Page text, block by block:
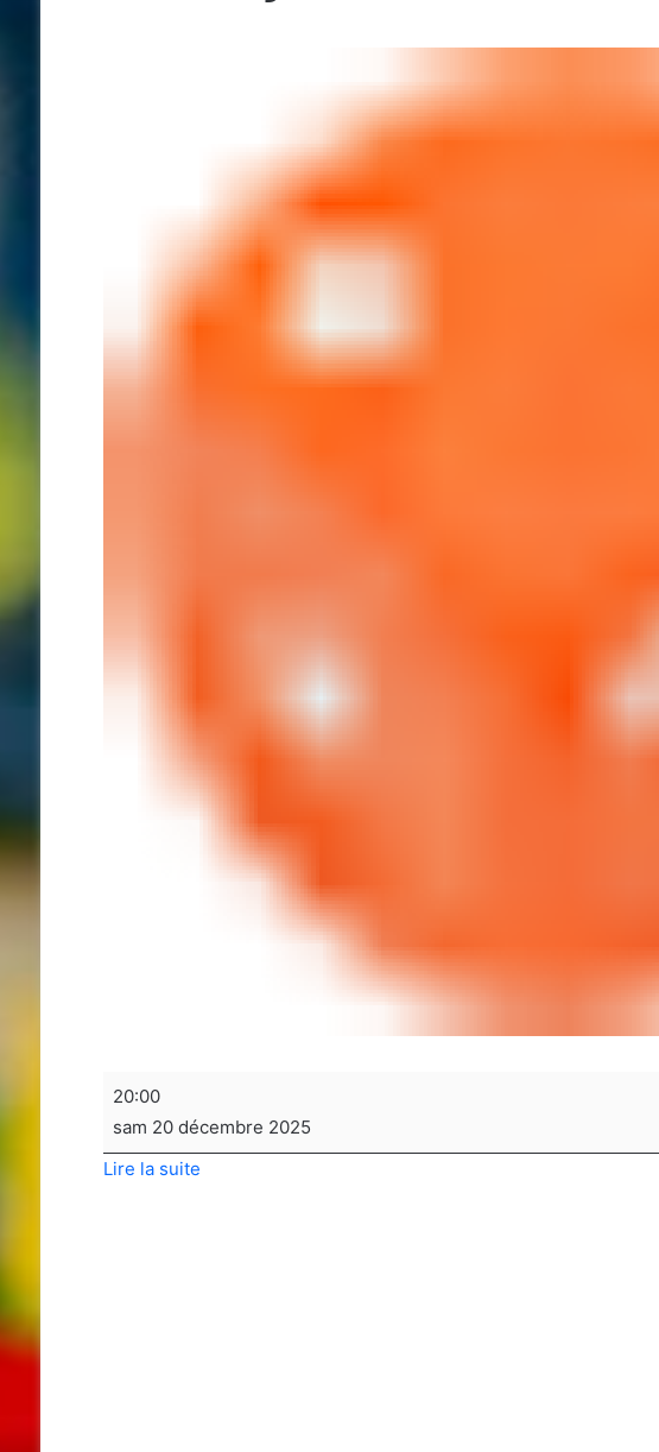
Soirée
de
sociétés
20:00
sam 20 décembre 2025
Lire la suite